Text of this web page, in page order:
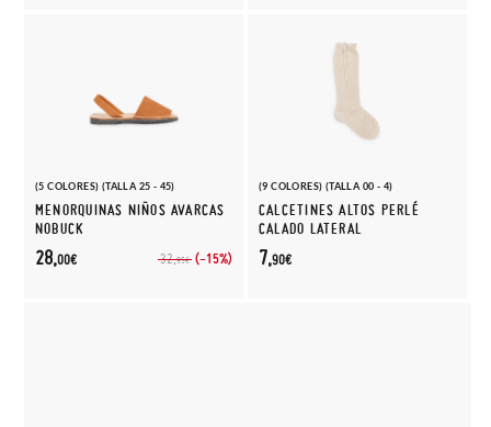
(5 COLORES) (TALLA 25 - 45)
MENORQUINAS NIÑOS AVARCAS
NOBUCK
32,95€ (-15%)
28,00€
(9 COLORES) (TALLA 00 - 4)
CALCETINES ALTOS PERLÉ
CALADO LATERAL
7,90€